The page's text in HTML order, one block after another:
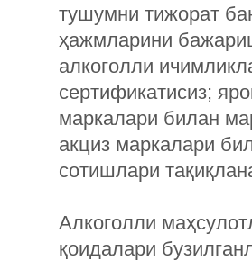
тушумни тижорат
ҳажмларини
алкоголли
сертификатисиз;
маркалари билан
акциз маркалари
сотишлари
Алкоголли
қоидалари